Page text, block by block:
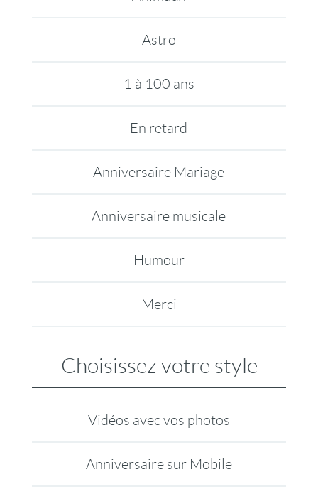
Astro
1 à 100 ans
En retard
Anniversaire Mariage
Anniversaire musicale
Humour
Merci
Choisissez votre style
Vidéos avec vos photos
Anniversaire sur Mobile